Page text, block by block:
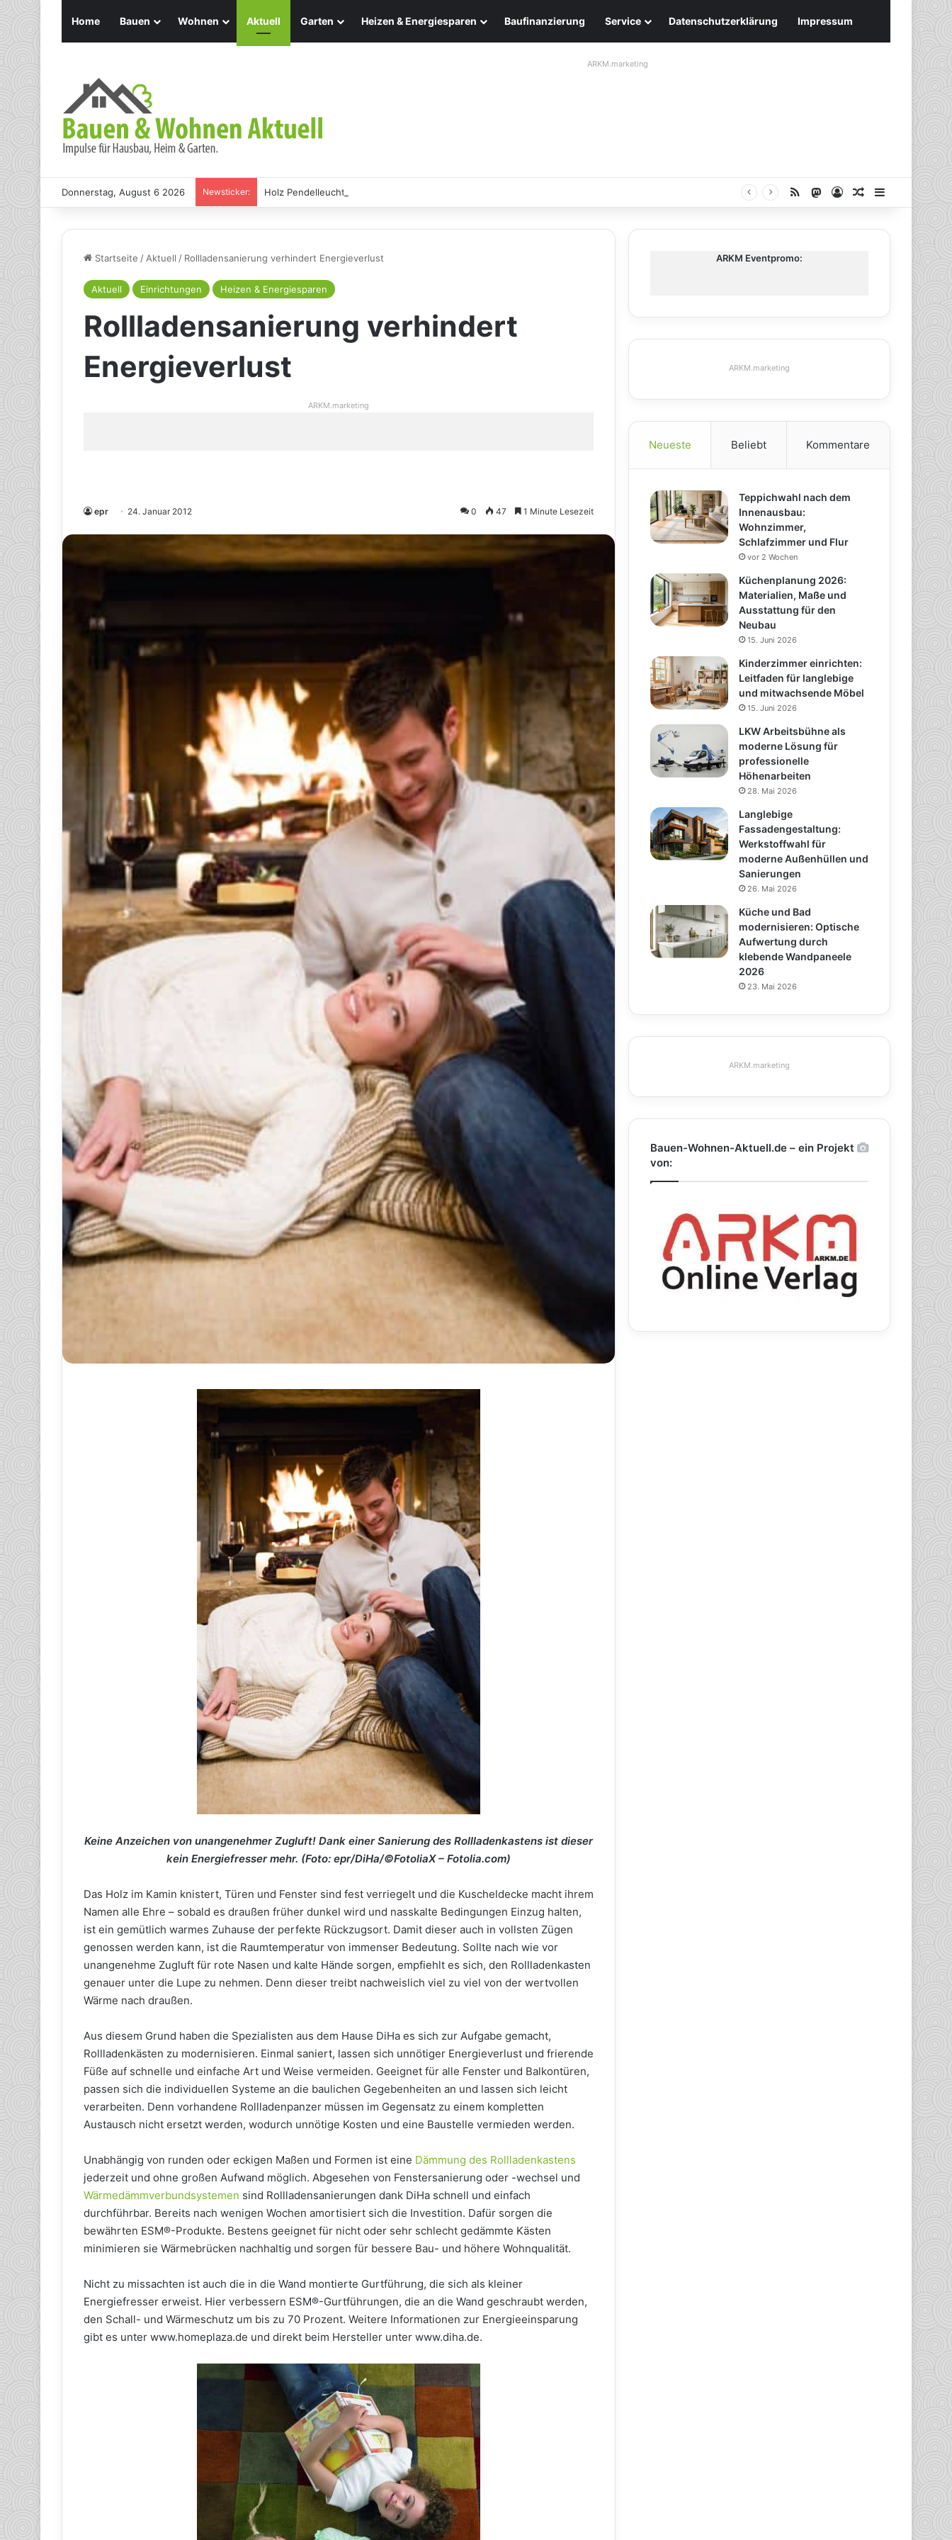
Home Bauen Wohnen Aktuell Garten Heizen & Energiesparen Baufinanzierung Service Datenschutzerklärung Impressum
ARKM.marketing
Donnerstag, August 6 2026 Newsticker: Holz Pendelleuchten: Eleganz und Nachhaltigkeit für Ihr Zuhause RSS Mastodon
AnmeldenZufälliger
Startseite /Aktuell / Rollladensanierung verhindert Energieverlust
Aktuell Einrichtungen Heizen & Energiesparen
Rollladensanierung verhindert
Energieverlust
ARKM.marketing
epr 24. Januar 2012 0 47 1 Minute Lesezeit
Keine Anzeichen von unangenehmer Zugluft! Dank einer Sanierung des Rollladenkastens ist dieser
kein Energiefresser mehr. (Foto: epr/DiHa/©FotoliaX – Fotolia.com)
Das Holz im Kamin knistert, Türen und Fenster sind fest verriegelt und die Kuscheldecke macht ihrem
Namen alle Ehre – sobald es draußen früher dunkel wird und nasskalte Bedingungen Einzug halten,
ist ein gemütlich warmes Zuhause der perfekte Rückzugsort. Damit dieser auch in vollsten Zügen
genossen werden kann, ist die Raumtemperatur von immenser Bedeutung. Sollte nach wie vor
unangenehme Zugluft für rote Nasen und kalte Hände sorgen, empfiehlt es sich, den Rollladenkasten
genauer unter die Lupe zu nehmen. Denn dieser treibt nachweislich viel zu viel von der wertvollen
Wärme nach draußen.
Aus diesem Grund haben die Spezialisten aus dem Hause DiHa es sich zur Aufgabe gemacht,
Rollladenkästen zu modernisieren. Einmal saniert, lassen sich unnötiger Energieverlust und frierende
Füße auf schnelle und einfache Art und Weise vermeiden. Geeignet für alle Fenster und Balkontüren,
passen sich die individuellen Systeme an die baulichen Gegebenheiten an und lassen sich leicht
verarbeiten. Denn vorhandene Rollladenpanzer müssen im Gegensatz zu einem kompletten
Austausch nicht ersetzt werden, wodurch unnötige Kosten und eine Baustelle vermieden werden.
Unabhängig von runden oder eckigen Maßen und Formen ist eine Dämmung des Rollladenkastens
jederzeit und ohne großen Aufwand möglich. Abgesehen von Fenstersanierung oder -wechsel und
Wärmedämmverbundsystemen sind Rollladensanierungen dank DiHa schnell und einfach
durchführbar. Bereits nach wenigen Wochen amortisiert sich die Investition. Dafür sorgen die
bewährten ESM®-Produkte. Bestens geeignet für nicht oder sehr schlecht gedämmte Kästen
minimieren sie Wärmebrücken nachhaltig und sorgen für bessere Bau- und höhere Wohnqualität.
Nicht zu missachten ist auch die in die Wand montierte Gurtführung, die sich als kleiner
Energiefresser erweist. Hier verbessern ESM®-Gurtführungen, die an die Wand geschraubt werden,
den Schall- und Wärmeschutz um bis zu 70 Prozent. Weitere Informationen zur Energieeinsparung
gibt es unter www.homeplaza.de und direkt beim Hersteller unter www.diha.de.
ARKM Eventpromo:
ARKM.marketing
Neueste Beliebt Kommentare
Teppichwahl nach dem
Innenausbau:
Wohnzimmer,
Schlafzimmer und Flur
vor 2 Wochen
Küchenplanung 2026:
Materialien, Maße und
Ausstattung für den
Neubau
15. Juni 2026
Kinderzimmer einrichten:
Leitfaden für langlebige
und mitwachsende Möbel
15. Juni 2026
LKW Arbeitsbühne als
moderne Lösung für
professionelle
Höhenarbeiten
28. Mai 2026
Langlebige
Fassadengestaltung:
Werkstoffwahl für
moderne Außenhüllen und
Sanierungen
26. Mai 2026
Küche und Bad
modernisieren: Optische
Aufwertung durch
klebende Wandpaneele
2026
23. Mai 2026
ARKM.marketing
Bauen-Wohnen-Aktuell.de – ein Projekt
von: